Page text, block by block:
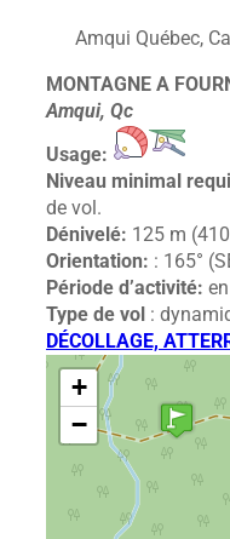
Amqui Québec,
MONTAGNE A
Amqui, Qc
Usage:
Niveau minimal
de vol.
Dénivelé: 125 m
Orientation: : 165°
Période d’activité:
Type de vol :
DÉCOLLAGE,
+
−